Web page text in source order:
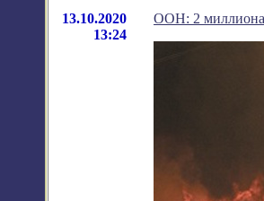
13.10.2020
13:24
ООН: 2 миллиона